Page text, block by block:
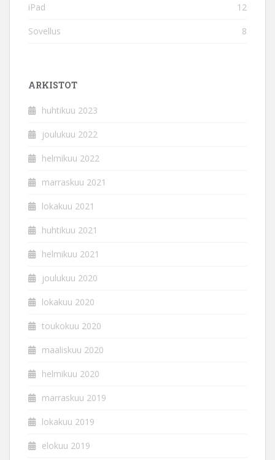
iPad 12
Sovellus 8
ARKISTOT
huhtikuu 2023
joulukuu 2022
helmikuu 2022
marraskuu 2021
lokakuu 2021
huhtikuu 2021
helmikuu 2021
joulukuu 2020
lokakuu 2020
toukokuu 2020
maaliskuu 2020
helmikuu 2020
marraskuu 2019
lokakuu 2019
elokuu 2019